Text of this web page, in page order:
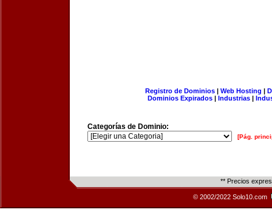
Registro de Dominios| Web Hosting |
Dominios Expirados | Industrias |
Categorías de Dominio:
[Pág.
** Precios
© 2002/2022 Solo10.com